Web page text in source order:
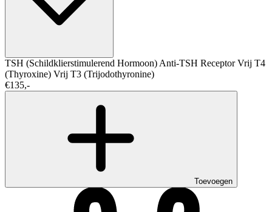
TSH (Schildklierstimulerend Hormoon) Anti-TSH ReceptorVrij T4
(Thyroxine) Vrij T3 (Trijodothyronine)
€135,-
Toevoegen